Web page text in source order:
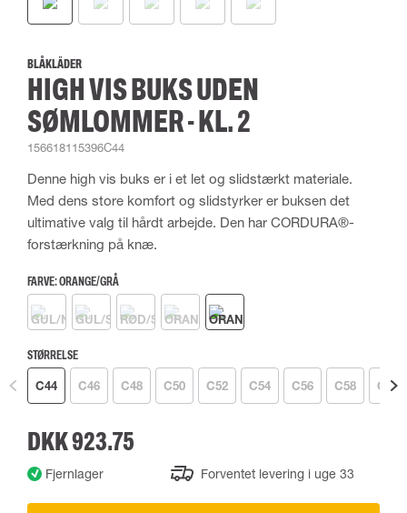
BLÅKLÄDER
HIGH VIS BUKS UDEN
SØMLOMMER - KL. 2
156618115396C44
Denne high vis buks er i et let og slidstærkt materiale.
Med dens store komfort og slidstyrker er buksen det
ultimative valg til hårdt arbejde. Den har CORDURA®-
forstærkning på knæ.
FARVE:ORANGE/GRÅ
STØRRELSE
C44 C46 C48 C50 C52 C54 C56 C58 C60
DKK 923.75
Fjernlager Forventet levering i uge 33